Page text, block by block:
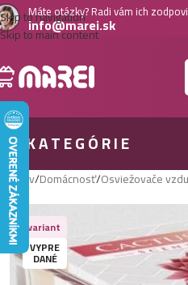
Skip to navigation
Skip to main content
Máte otázky? Radi vám ich
info@marei.sk
KATEGÓRIE
Domov/Domácnosť/Osviežovače
VYPRE
DANÉ
Viac variant